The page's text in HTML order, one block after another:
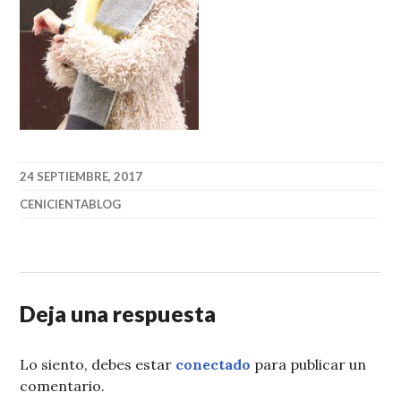
24 SEPTIEMBRE, 2017
CENICIENTABLOG
Deja una respuesta
Lo siento, debes estar conectado para publicar un
comentario.